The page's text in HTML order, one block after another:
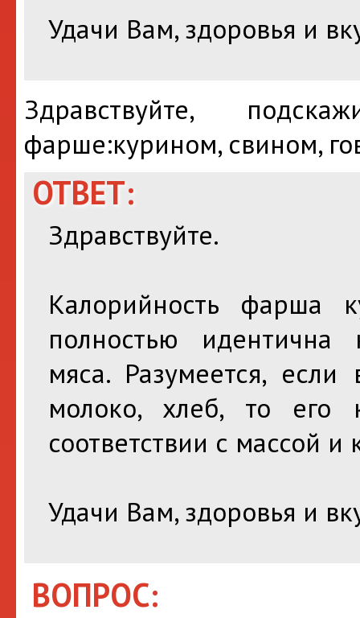
Удачи Вам, здоровья и
Здравствуйте,
фарше:курином, свином,
ОТВЕТ:
Здравствуйте.
Калорийность фарша
полностью идентична
мяса. Разумеется,
молоко, хлеб, то его
соответствии с массой
Удачи Вам, здоровья и
ВОПРОС: